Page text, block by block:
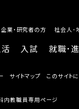
企業・研究者の方 社会人･
入試 就職･
サイトマップ このサイト
内教職員専用ページ